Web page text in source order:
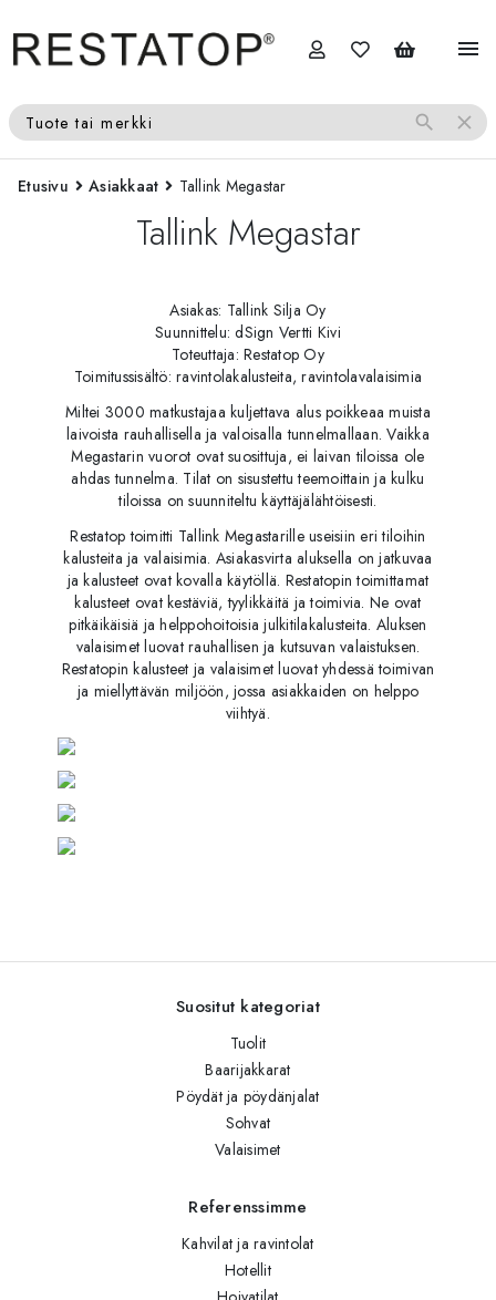
menu
Tuote tai merkki search close
Etusivu Asiakkaat Tallink Megastar
Tallink Megastar
Asiakas: Tallink Silja Oy
Suunnittelu: dSign Vertti Kivi
Toteuttaja: Restatop Oy
Toimitussisältö: ravintolakalusteita, ravintolavalaisimia
Miltei 3000 matkustajaa kuljettava alus poikkeaa muista
laivoista rauhallisella ja valoisalla tunnelmallaan. Vaikka
Megastarin vuorot ovat suosittuja, ei laivan tiloissa ole
ahdas tunnelma. Tilat on sisustettu teemoittain ja kulku
tiloissa on suunniteltu käyttäjälähtöisesti.
Restatop toimitti Tallink Megastarille useisiin eri tiloihin
kalusteita ja valaisimia. Asiakasvirta aluksella on jatkuvaa
ja kalusteet ovat kovalla käytöllä. Restatopin toimittamat
kalusteet ovat kestäviä, tyylikkäitä ja toimivia. Ne ovat
pitkäikäisiä ja helppohoitoisia julkitilakalusteita. Aluksen
valaisimet luovat rauhallisen ja kutsuvan valaistuksen.
Restatopin kalusteet ja valaisimet luovat yhdessä toimivan
ja miellyttävän miljöön, jossa asiakkaiden on helppo
viihtyä.
Suositut kategoriat
Tuolit
Baarijakkarat
Pöydät ja pöydänjalat
Sohvat
Valaisimet
Referenssimme
Kahvilat ja ravintolat
Hotellit